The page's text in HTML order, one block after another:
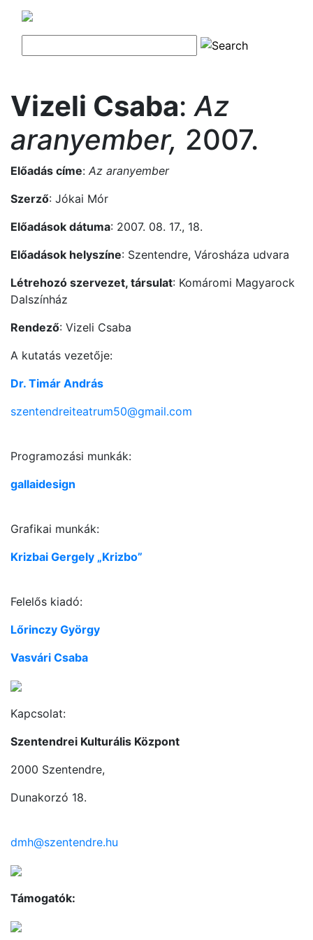
Vizeli Csaba: Az
aranyember, 2007.
Előadás címe: Az aranyember
Szerző: Jókai Mór
Előadások dátuma: 2007. 08. 17., 18.
Előadások helyszíne: Szentendre, Városháza udvara
Létrehozó szervezet, társulat: Komáromi Magyarock
Dalszínház
Rendező: Vizeli Csaba
A kutatás vezetője:
Dr. Timár András
szentendreiteatrum50@gmail.com
Programozási munkák:
gallaidesign
Grafikai munkák:
Krizbai Gergely „Krizbo”
Felelős kiadó:
Lőrinczy György
Vasvári Csaba
Kapcsolat:
Szentendrei Kulturális Központ
2000 Szentendre,
Dunakorzó 18.
dmh@szentendre.hu
Támogatók: